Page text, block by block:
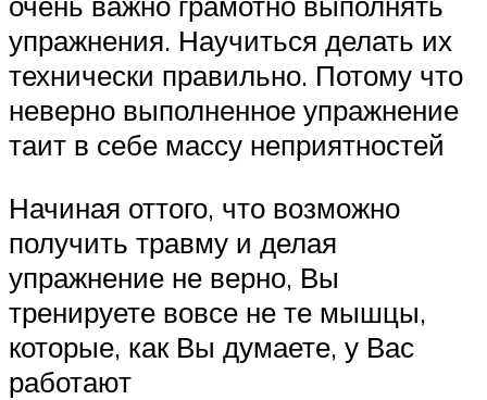
упражнения. Научиться делать их
технически правильно. Потому что
неверно выполненное упражнение
таит в себе массу неприятностей
Начиная оттого, что возможно
получить травму и делая
упражнение не верно, Вы
тренируете вовсе не те мышцы,
которые, как Вы думаете, у Вас
работают